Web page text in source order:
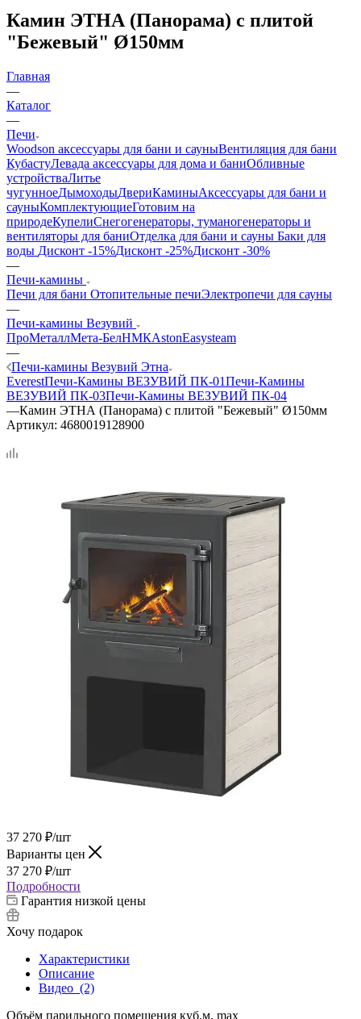
Камин ЭТНА (Панорама) с плитой
"Бежевый" Ø150мм
Главная
—
Каталог
—
Печи
Woodson аксессуары для бани и сауныВентиляция для бани
КубастуЛевада аксессуары для дома и баниОбливные
устройстваЛитье
чугунноеДымоходыДвериКаминыАксессуары для бани и
сауныКомплектующиеГотовим на
природеКупелиСнегогенераторы, туманогенераторы и
вентиляторы для баниОтделка для бани и сауны Баки для
воды Дисконт -15%Дисконт -25%Дисконт -30%
—
Печи-камины
Печи для бани Отопительные печиЭлектропечи для сауны
—
Печи-камины Везувий
ПроМеталлМета-БелНМКAstonEasysteam
—
Печи-камины Везувий Этна
EverestПечи-Камины ВЕЗУВИЙ ПК-01Печи-Камины
ВЕЗУВИЙ ПК-03Печи-Камины ВЕЗУВИЙ ПК-04
—Камин ЭТНА (Панорама) с плитой "Бежевый" Ø150мм
Артикул: 4680019128900
37 270 ₽/шт
Варианты цен
37 270 ₽/шт
Подробности
Гарантия низкой цены
Хочу подарок
Характеристики
Описание
Видео (2)
Объём парильного помещения куб.м, max